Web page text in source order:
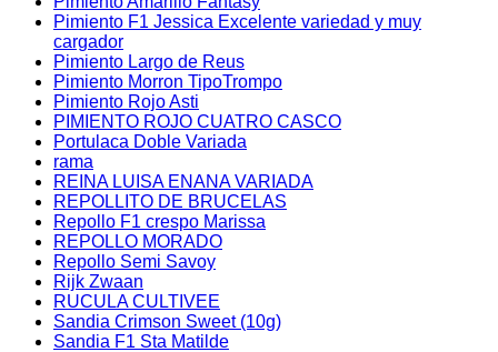
Pimiento F1 Jessica Excelente variedad y muy
cargador
Pimiento Largo de Reus
Pimiento Morron TipoTrompo
Pimiento Rojo Asti
PIMIENTO ROJO CUATRO CASCO
Portulaca Doble Variada
rama
REINA LUISA ENANA VARIADA
REPOLLITO DE BRUCELAS
Repollo F1 crespo Marissa
REPOLLO MORADO
Repollo Semi Savoy
Rijk Zwaan
RUCULA CULTIVEE
Sandia Crimson Sweet (10g)
Sandia F1 Sta Matilde